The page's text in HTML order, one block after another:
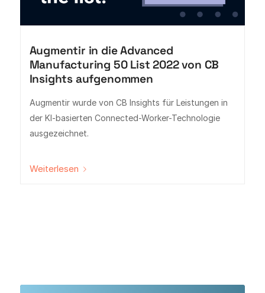
Augmentir in die Advanced
Manufacturing 50 List 2022 von CB
Insights aufgenommen
Augmentir wurde von CB Insights für Leistungen in
der KI-basierten Connected-Worker-Technologie
ausgezeichnet.
Weiterlesen